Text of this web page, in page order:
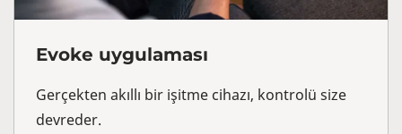
Evoke uygulaması
Gerçekten akıllı bir işitme cihazı, kontrolü size
devreder.